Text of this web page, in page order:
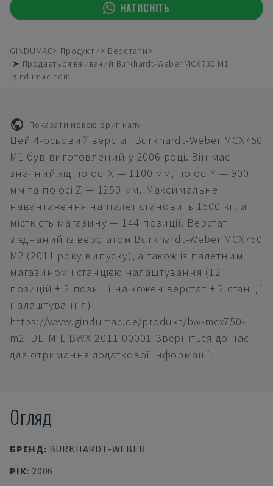
НАТИСНІТЬ
GINDUMAC Продукти
Верстати
➤ Продається вживаний Burkhardt-Weber MCX750 M1 |
gindumac.com
Показати мовою оригіналу
Цей 4-осьовий верстат Burkhardt-Weber MCX750
M1 був виготовлений у 2006 році. Він має
значний хід по осі X — 1100 мм, по осі Y — 900
мм та по осі Z — 1250 мм. Максимальне
навантаження на палет становить 1500 кг, а
місткість магазину — 144 позиції. Верстат
з'єднаний із верстатом Burkhardt-Weber MCX750
M2 (2011 року випуску), а також із палетним
магазином і станцією налаштування (12
позицій + 2 позиції на кожен верстат + 2 станції
налаштування)
https://www.gindumac.de/produkt/bw-mcx750-
m2_DE-MIL-BWX-2011-00001 Зверніться до нас
для отримання додаткової інформації.
Огляд
БРЕНД: BURKHARDT-WEBER
РІК: 2006